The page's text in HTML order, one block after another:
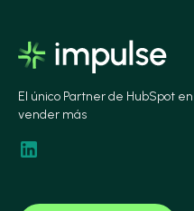
El único Partner de HubSpot
vender más